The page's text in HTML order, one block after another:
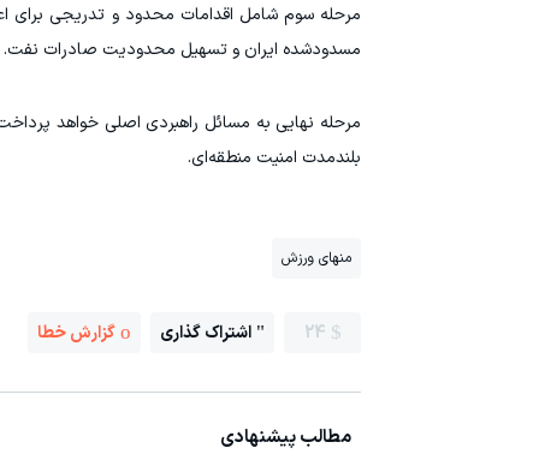
مرحله سوم شامل اقدامات محدود و تدریجی برای
مسدودشده ایران و تسهیل محدودیت صادرات نفت.
مرحله نهایی به مسائل راهبردی اصلی خواهد
بلندمدت امنیت منطقه‌ای.
منهای ورزش
24 اشتراک گذاری گزارش خطا
مطالب پیشنهادی